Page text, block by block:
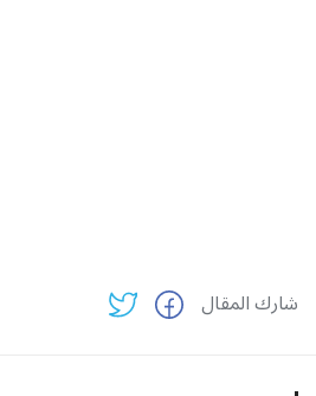
شارك المقال